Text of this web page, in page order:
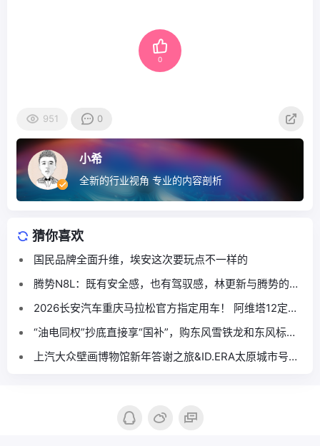
0
951 0
小希
全新的行业视角 专业的内容剖析
猜你喜欢
国民品牌全面升维，埃安这次要玩点不一样的
腾势N8L：既有安全感，也有驾驭感，林更新与腾势的缘
分再续
2026长安汽车重庆马拉松官方指定用车！ 阿维塔12定义
高端赛事出行新标杆
“油电同权”抄底直接享“国补”，购东风雪铁龙和东风标致
正当时！
上汽大众壁画博物馆新年答谢之旅&ID.ERA太原城市号启